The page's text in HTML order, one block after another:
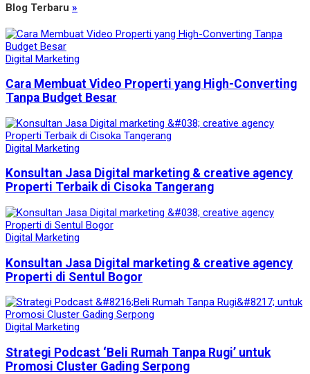
Blog Terbaru »
Digital Marketing
Cara Membuat Video Properti yang High-Converting
Tanpa Budget Besar
Digital Marketing
Konsultan Jasa Digital marketing & creative agency
Properti Terbaik di Cisoka Tangerang
Digital Marketing
Konsultan Jasa Digital marketing & creative agency
Properti di Sentul Bogor
Digital Marketing
Strategi Podcast ‘Beli Rumah Tanpa Rugi’ untuk
Promosi Cluster Gading Serpong